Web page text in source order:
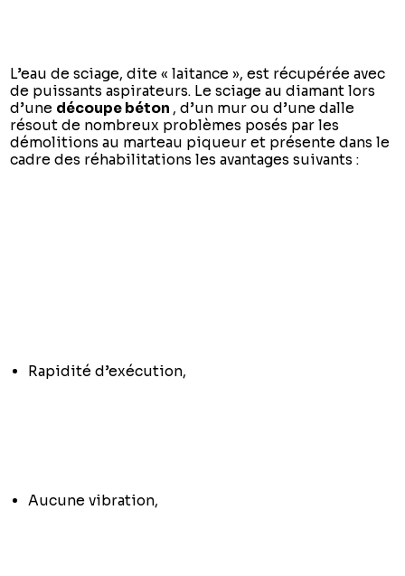
L’eau de sciage, dite « laitance », est récupérée avec
de puissants aspirateurs. Le sciage au diamant lors
d’une découpe béton , d’un mur ou d’une dalle
résout de nombreux problèmes posés par les
démolitions au marteau piqueur et présente dans le
cadre des réhabilitations les avantages suivants :
Rapidité d’exécution,
Aucune vibration,